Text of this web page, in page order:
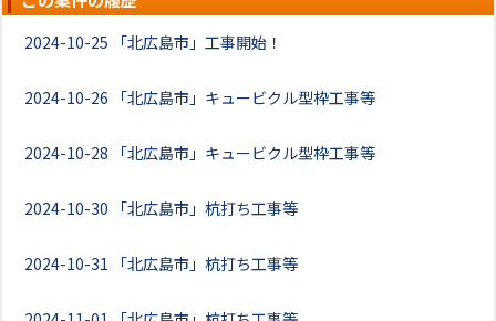
2024-10-25 「北広島市」工事開始！
2024-10-26 「北広島市」キュービクル型枠工事等
2024-10-28 「北広島市」キュービクル型枠工事等
2024-10-30 「北広島市」杭打ち工事等
2024-10-31 「北広島市」杭打ち工事等